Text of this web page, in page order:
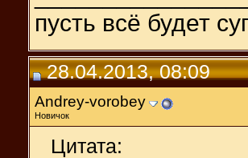
пусть всё будет
28.04.2013, 08:09
Andrey-vorobey
Новичок
Цитата: